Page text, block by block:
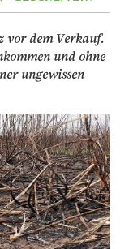
vor dem Verkauf.
und ohne
ungewissen